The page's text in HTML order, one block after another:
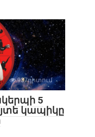
937դիտում
5
կապիկը